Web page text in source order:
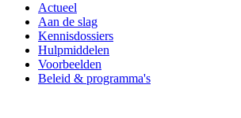
Actueel
Aan de slag
Kennisdossiers
Hulpmiddelen
Voorbeelden
Beleid & programma's